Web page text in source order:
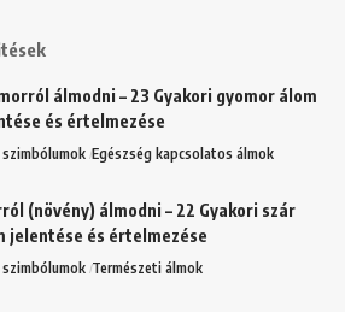
álmodni – 23 Gyakori gyomor álom
és értelmezése
szimbólumok Egészség kapcsolatos álmok
(növény) álmodni – 22 Gyakori szár
jelentése és értelmezése
szimbólumok Természeti álmok